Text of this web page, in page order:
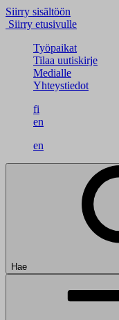
Siirry sisältöön
Siirry etusivulle
Työpaikat
Tilaa uutiskirje
Medialle
Yhteystiedot
fi
en
en
Hae